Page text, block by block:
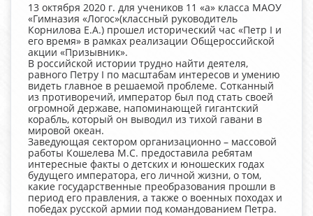
13 октября 2020 г. для учеников 11 «а» класса МАОУ
«Гимназия «Логос»(классный руководитель
Корнилова Е.А.) прошел исторический час «Петр I и
его время» в рамках реализации Общероссийской
акции «Призывник».
В российской истории трудно найти деятеля,
равного Петру I по масштабам интересов и умению
видеть главное в решаемой проблеме. Сотканный
из противоречий, император был под стать своей
огромной державе, напоминающей гигантский
корабль, который он выводил из тихой гавани в
мировой океан.
Заведующая сектором организационно – массовой
работы Кошелева М.С. предоставила ребятам
интересные факты о детских и юношеских годах
будущего императора, его личной жизни, о том,
какие государственные преобразования прошли в
период его правления, а также о военных походах и
победах русской армии под командованием Петра.